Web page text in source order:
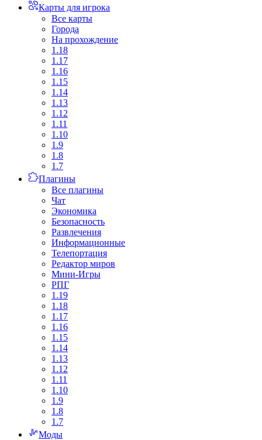
Карты для игрока
Все карты
Города
На прохождение
1.18
1.17
1.16
1.15
1.14
1.13
1.12
1.11
1.10
1.9
1.8
1.7
Плагины
Все плагины
Чат
Экономика
Безопасность
Развлечения
Информационные
Телепортация
Редактор миров
Мини-Игры
РПГ
1.19
1.18
1.17
1.16
1.15
1.14
1.13
1.12
1.11
1.10
1.9
1.8
1.7
Моды